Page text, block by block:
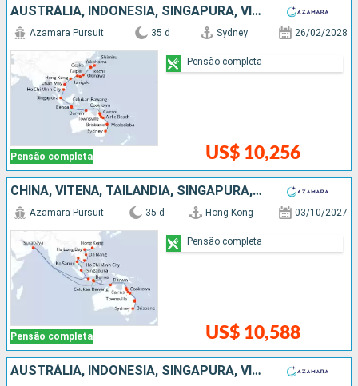
AUSTRÁLIA, INDONESIA, SINGAPURA, VITENÃ, CHINA, TAIWAN, JAPÃO
Pensão completa
Azamara Pursuit 35 d Sydney 26/02/2028
US$ 10,256
Pensão completa
CHINA, VITENÃ, TAILÃNDIA, SINGAPURA, INDONESIA, AUSTRÁLIA
Pensão completa
Azamara Pursuit 35 d Hong Kong 03/10/2027
US$ 10,588
Pensão completa
AUSTRÁLIA, INDONESIA, SINGAPURA, VITENÃ, CHINA, TAIWAN, JAPÃO